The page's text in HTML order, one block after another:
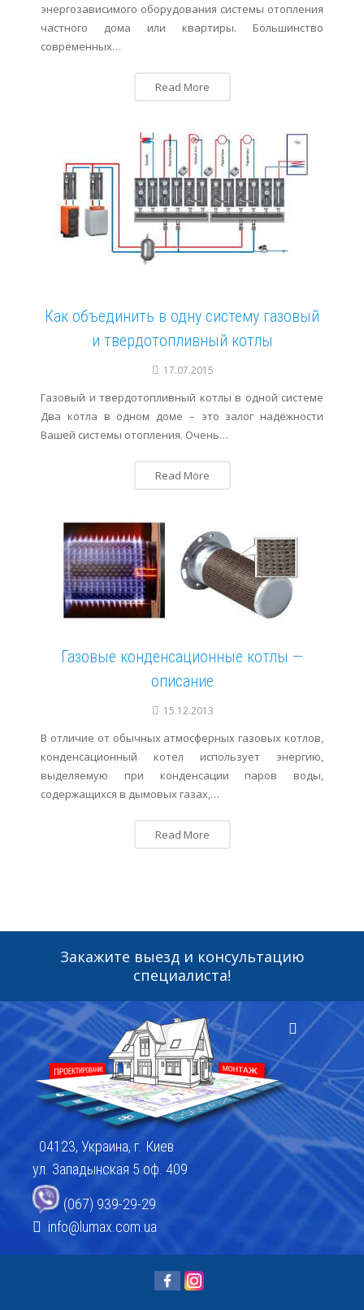
энергозависимого оборудования системы отопления
частного дома или квартиры. Большинство
современных…
Read More
Как объединить в одну систему газовый
и твердотопливный котлы
17.07.2015
Газовый и твердотопливный котлы в одной системе
Два котла в одном доме – это залог надёжности
Вашей системы отопления. Очень…
Read More
Газовые конденсационные котлы —
описание
15.12.2013
В отличие от обычных атмосферных газовых котлов,
конденсационный котел использует энергию,
выделяемую при конденсации паров воды,
содержащихся в дымовых газах,…
Read More
Закажите выезд и консультацию
специалиста!
04123, Украина, г. Киев
ул. Западынская 5 оф. 409
(067) 939-29-29
info@lumax.com.ua